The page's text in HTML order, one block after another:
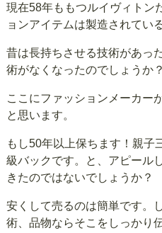
現在58年ももつルイヴィトン
ョンアイテムは製造されてい
昔は長持ちさせる技術があっ
術がなくなったのでしょうか？
ここにファッションメーカー
と思います。
もし50年以上保ちます！親子
級バックです。と、アピール
きたのではないでしょうか？
安くして売るのは簡単です。
術、品物ならそこをしっかり